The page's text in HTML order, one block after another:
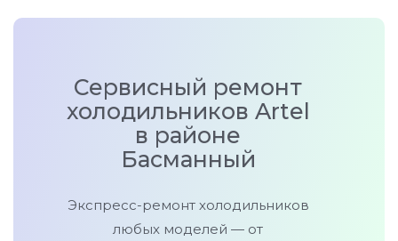
Сервисный ремонт
холодильников Artel
в районе
Басманный
Экспресс-ремонт холодильников
любых моделей — от